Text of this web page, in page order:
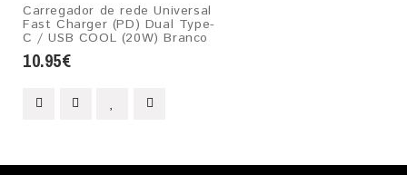
Carregador de rede Universal
Fast Charger (PD) Dual Type-
C / USB COOL (20W) Branco
10.95€